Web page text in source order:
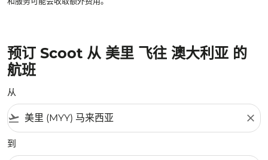
预订 Scoot 从 美里 飞往 澳大利亚 的
航班
从
flight_takeoff close
到